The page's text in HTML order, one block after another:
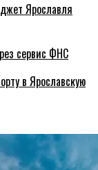
Ярославля
сервис ФНС
в Ярославскую